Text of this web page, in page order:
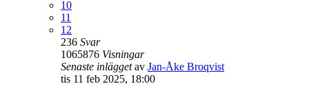
10
11
12
236 Svar
1065876 Visningar
Senaste inläggetav Jan-Åke Broqvist
tis 11 feb 2025, 18:00